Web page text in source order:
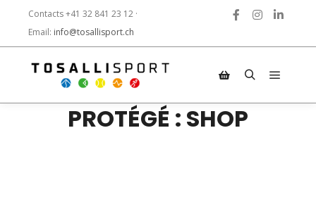
Contacts +41 32 841 23 12 ·
Email: info@tosallisport.ch
PROTÉGÉ : SHOP